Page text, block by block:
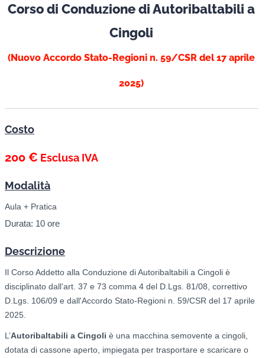
Corso di Conduzione di Autoribaltabili a
Cingoli
(Nuovo Accordo Stato-Regioni n. 59/CSR del 17 aprile
2025)
Costo
200 € Esclusa IVA
Modalità
Aula + Pratica
Durata: 10 ore
Descrizione
Il Corso Addetto alla Conduzione di Autoribaltabili a Cingoli è
disciplinato dall’art. 37 e 73 comma 4 del D.Lgs. 81/08, correttivo
D.Lgs. 106/09 e dall'Accordo Stato-Regioni n. 59/CSR del 17 aprile
2025.
L’Autoribaltabili a Cingoli è una macchina semovente a cingoli,
dotata di cassone aperto, impiegata per trasportare e scaricare o